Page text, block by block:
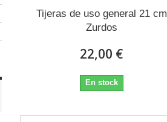
Tijeras de uso general 21 cm
Zurdos
22,00 €
En stock